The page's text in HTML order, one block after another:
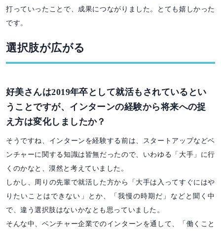
打っていったことで、成果につながりました。とても嬉しかった
です。
選択肢が広がる
好美さんは2019年卒として就活もされているとい
うことですが、インターンの経験から将来への捉
え方は変化しましたか？
そうですね、インターンを経験する前は、スタートアップなどベ
ンチャーに関する知識は皆無だったので、いわゆる「大手」に行
くのかなと、漠然と考えていました。
しかし、周りの先輩で就活した方から「大手は入ってすぐにはや
りたいことはできない」とか、「我慢の時期だ」などと聞く中
で、違う選択肢はないかなとも思っていました。
そんな中、ベンチャー企業でのインターンを通して、「働くこと